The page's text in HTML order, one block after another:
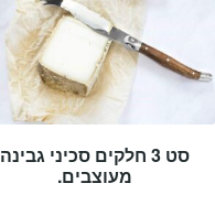
סט 3 חלקים סכיני גבינה
מעוצבים.